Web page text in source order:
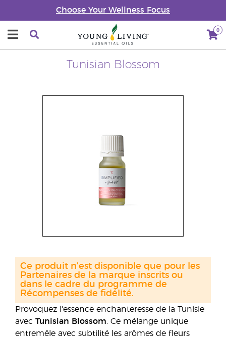
Choose Your Wellness Focus
0
Tunisian Blossom
Provoquez l'essence enchanteresse de la Tunisie
avec Tunisian Blossom . Ce mélange unique
entremêle avec subtilité les arômes de fleurs
Ce produit n'est disponible que pour les
Partenaires de la marque inscrits ou
dans le cadre du programme de
Récompenses de fidélité.